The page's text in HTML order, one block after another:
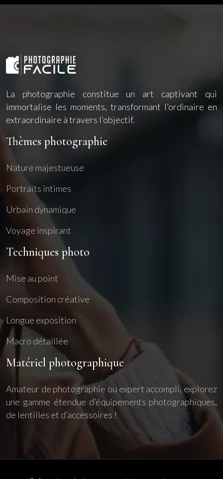
La photographie constitue un art captivant qui
immortalise les moments, transformant l’ordinaire en
extraordinaire à travers l’objectif.
Thèmes photographie
Nature majestueuse
Portraits intimes
Urbain dynamique
Voyage inspirant
Techniques photo
Mise au point
Composition créative
Longue exposition
Macro détaillée
Matériel photographique
Amateur de photographie ou expert accompli, explorez
une gamme étendue d’équipements photographiques,
de lentilles et d’accessoires !